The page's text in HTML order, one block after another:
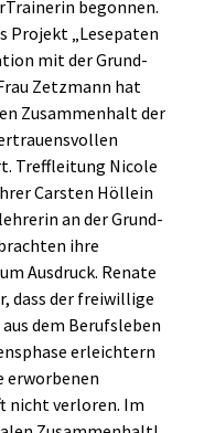
begonnen.
Projekt „Lesepaten
mit der Grund-
Zetzmann hat
Zusammenhalt der
Treffleitung Nicole
Carsten Höllein
an der Grund-
ihre
Ausdruck. Renate
dass der freiwillige
dem Berufsleben
erleichtern
erworbenen
nicht verloren. Im